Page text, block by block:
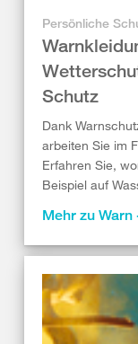
Persönliche
Schutz
Dank
arbeiten Sie im
Erfahren Sie,
Beispiel auf
Mehr zu